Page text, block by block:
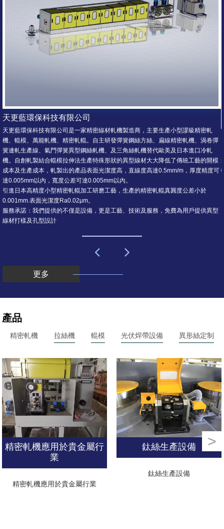
機製造商，主要生產小型謬級精密軋
彈簧鋼絲方絲、扁線精密軋機、渦卷彈
三角絲軋機替代歐美及日本進口冷軋
的異型線材大大降低了傳統工藝的開模
高，直線度高達0.5mm/m，厚度精度可
以內。
，生產的精密軋輥真圓度公差小於
藝、技術及服務，免費為用戶提供異型
天更藍環保科技有限公司
天更藍環保科技有限公司是一家專業精密
米級精密軋機，氣門彈簧異型鋼絲軋機及
輥模及輥拉模更是填補國內空白，軋輥精
更多
產品
精密軋機 拉絲機 輥模 光伏焊帶設備 異形絲定制
精密軋機應用於貴金屬行
業
精密軋機應用於貴金屬行業
鈦絲生產設備
鈦絲生產設備
>